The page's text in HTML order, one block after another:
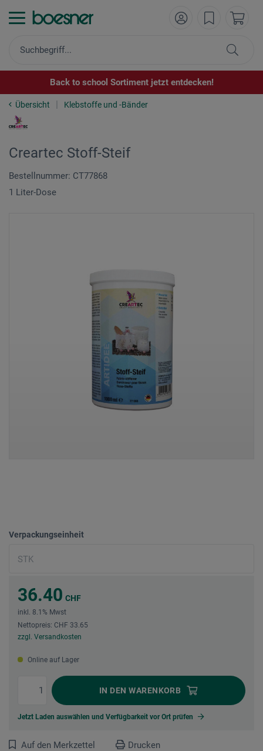
Back to school Sortiment jetzt entdecken!
Übersicht Klebstoffe und -Bänder
Creartec Stoff-Steif
Bestellnummer: CT77868
1 Liter-Dose
Verpackungseinheit
36.40 CHF
inkl. 8.1% Mwst
Nettopreis: CHF 33.65
zzgl. Versandkosten
Online auf Lager
IN DEN WARENKORB
Jetzt Laden auswählen und Verfügbarkeit vor Ort prüfen
Auf den Merkzettel Drucken